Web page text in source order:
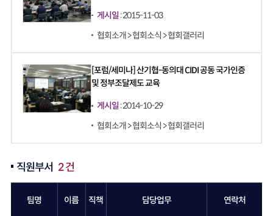
게시일 : 2015-11-03
협회소개 > 협회소식 > 협회갤러리
[포럼/세미나] 산기협-동의대 CIDI 공동 국가인증
및 정부조달제도 교육
게시일 : 2014-10-29
협회소개 > 협회소식 > 협회갤러리
직원부서 2 건
팀명 이름 직책 담당업무 연락처